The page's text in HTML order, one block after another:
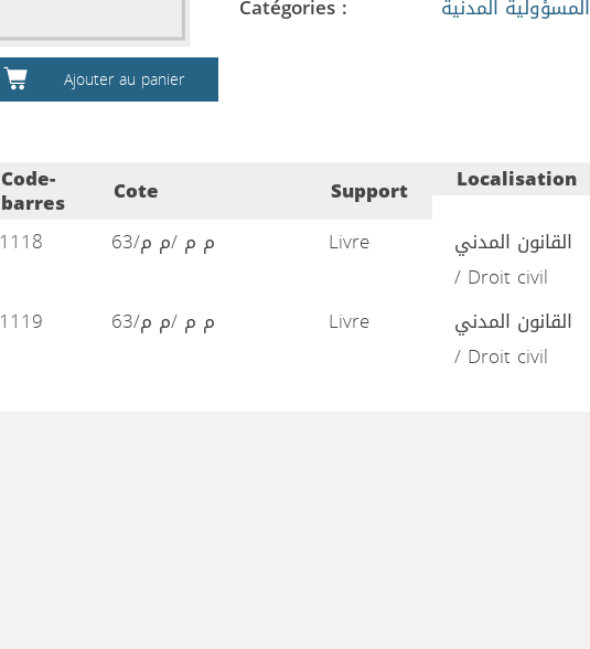
Ajouter au panier
Catégories :
المسؤولية المدنية
Code-
barres Cote Support Localisation
1118
م م /م م/63 Livre
القانون المدني
/ Droit civil
1119 م م /م م/63 Livre
القانون المدني
/ Droit civil